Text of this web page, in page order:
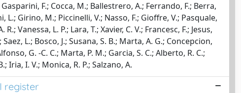
F.; Cocca, M.; Ballestrero, A.; Ferrando, F.; Berra,
L.; Girino, M.; Piccinelli, V.; Nasso, F.; Gioffre, V.; Pasquale,
Vanessa, L. P.; Lara, T.; Xavier, C. V.; Francesc, F.; Jesus,
L.; Bosco, J.; Susana, S. B.; Marta, A. G.; Concepcion,
G. -C. C.; Marta, P. M.; Garcia, S. C.; Alberto, R. C.;
Iria, I. V.; Monica, R. P.; Salzano, A.
register